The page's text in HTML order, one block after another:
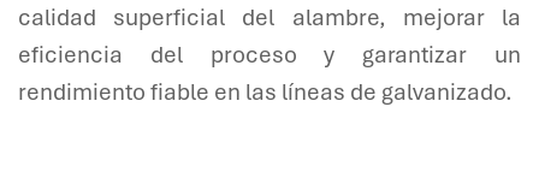
calidad superficial del alambre, mejorar la
eficiencia del proceso y garantizar un
rendimiento fiable en las líneas de galvanizado.